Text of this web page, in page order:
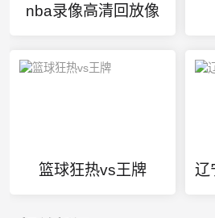
nba录像高清回放像
篮球狂热vs王牌